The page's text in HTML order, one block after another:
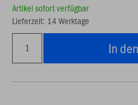
Artikel sofort verfügbar
Lieferzeit: 14 Werktage
In